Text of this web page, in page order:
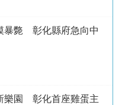
暴斃 彰化縣府急向中
樂園 彰化首座雞蛋主